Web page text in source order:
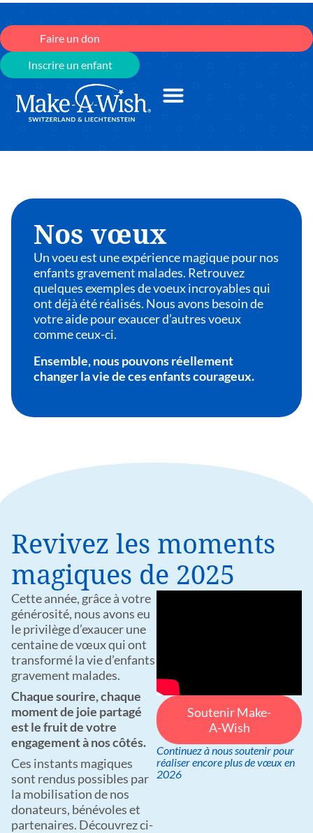
Faire un don
Inscrire un enfant
Nos vœux
Un voeu est une expérience magique pour nos
enfants gravement malades. Retrouvez
quelques exemples de voeux incroyables qui
ont déjà été réalisés. Nous avons besoin de
votre aide pour exaucer d’autres voeux
comme ceux-ci.
Ensemble, nous pouvons réellement
changer la vie de ces enfants courageux.
Revivez les moments
magiques de 2025
Cette année, grâce à votre
générosité, nous avons eu
le privilège d’exaucer une
centaine de vœux qui ont
transformé la vie d’enfants
gravement malades.
Chaquesourire, chaque
moment de joie partagé
est le fruit de votre
engagement à nos côtés.
Ces instants magiques
sont rendus possibles par
la mobilisation de nos
donateurs, bénévoles et
partenaires. Découvrez ci-
Soutenir Make-
A-Wish
Continuez à nous soutenir pour
réaliser encore plus de vœux en
2026